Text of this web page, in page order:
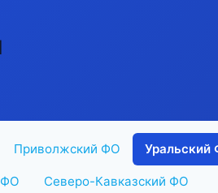
Приволжский ФО Уральский
Северо-Кавказский ФО